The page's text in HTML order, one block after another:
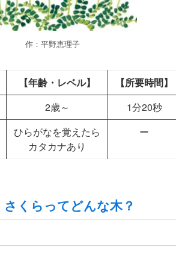
作：平野恵理子
【年齢・レベル】
【所要時間】
2歳～
1分20秒
ひらがなを覚えたら
カタカナあり
ー
くらってどんな木？